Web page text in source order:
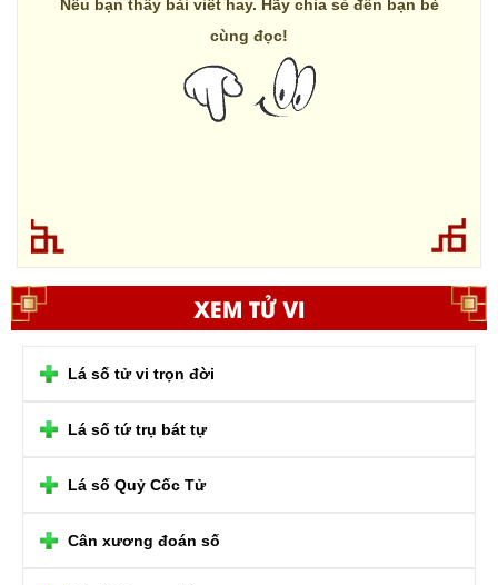
Nếu bạn thấy bài viết hay. Hãy chia sẻ đến bạn bè
cùng đọc!
XEM TỬ VI
Lá số tử vi trọn đời
Lá số tứ trụ bát tự
Lá số Quỷ Cốc Tử
Cân xương đoán số